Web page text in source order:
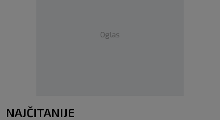
Oglas
NAJČITANIJE